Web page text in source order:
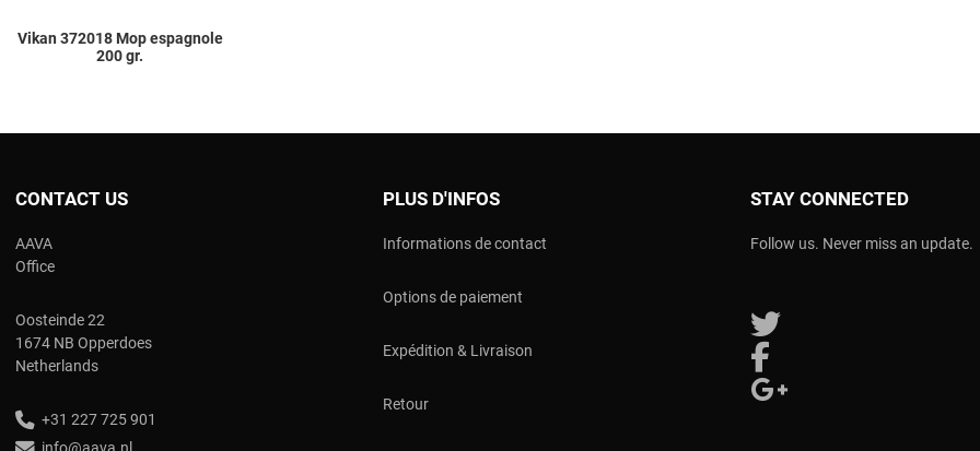
Vikan 372018 Mop espagnole
200 gr.
CONTACT US
AAVA
Office
Oosteinde 22
1674 NB Opperdoes
Netherlands
+31 227 725 901
PLUS D'INFOS
Informations de contact
Options de paiement
Expédition & Livraison
Retour
STAY CONNECTED
Follow us. Never miss an update.
Follow us on Twitter